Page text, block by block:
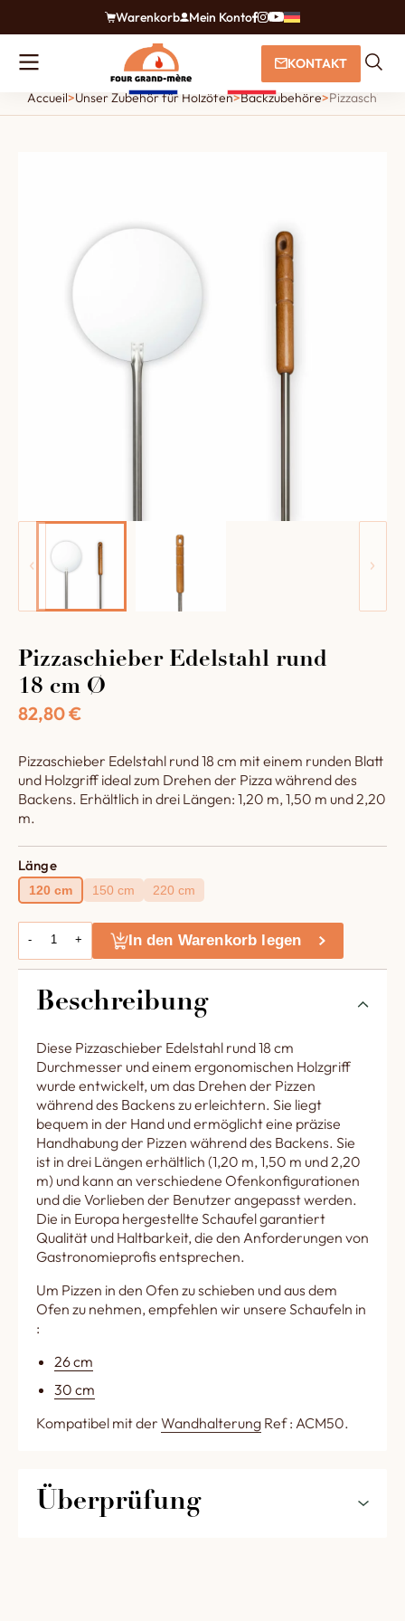
Warenkorb Mein Konto
KONTAKT
Accueil>Unser Zubehör für Holzöfen>Backzubehöre>
Pizzaschieber Edelstahl rund
18 cm Ø
82,80€
Pizzaschieber Edelstahl rund 18 cm mit einem runden Blatt
und Holzgriff ideal zum Drehen der Pizza während des
Backens. Erhältlich in drei Längen: 1,20 m, 1,50 m und 2,20
m.
Länge
120 cm 150 cm 220 cm
- + In den Warenkorb legen
Beschreibung
Diese Pizzaschieber Edelstahl rund 18 cm
Durchmesser und einem ergonomischen Holzgriff
wurde entwickelt, um das Drehen der Pizzen
während des Backens zu erleichtern. Sie liegt
bequem in der Hand und ermöglicht eine präzise
Handhabung der Pizzen während des Backens. Sie
ist in drei Längen erhältlich (1,20 m, 1,50 m und 2,20
m) und kann an verschiedene Ofenkonfigurationen
und die Vorlieben der Benutzer angepasst werden.
Die in Europa hergestellte Schaufel garantiert
Qualität und Haltbarkeit, die den Anforderungen von
Gastronomieprofis entsprechen.
Um Pizzen in den Ofen zu schieben und aus dem
Ofen zu nehmen, empfehlen wir unsere Schaufeln in
:
26 cm
30 cm
Kompatibel mit der Wandhalterung Ref : ACM50.
Überprüfung